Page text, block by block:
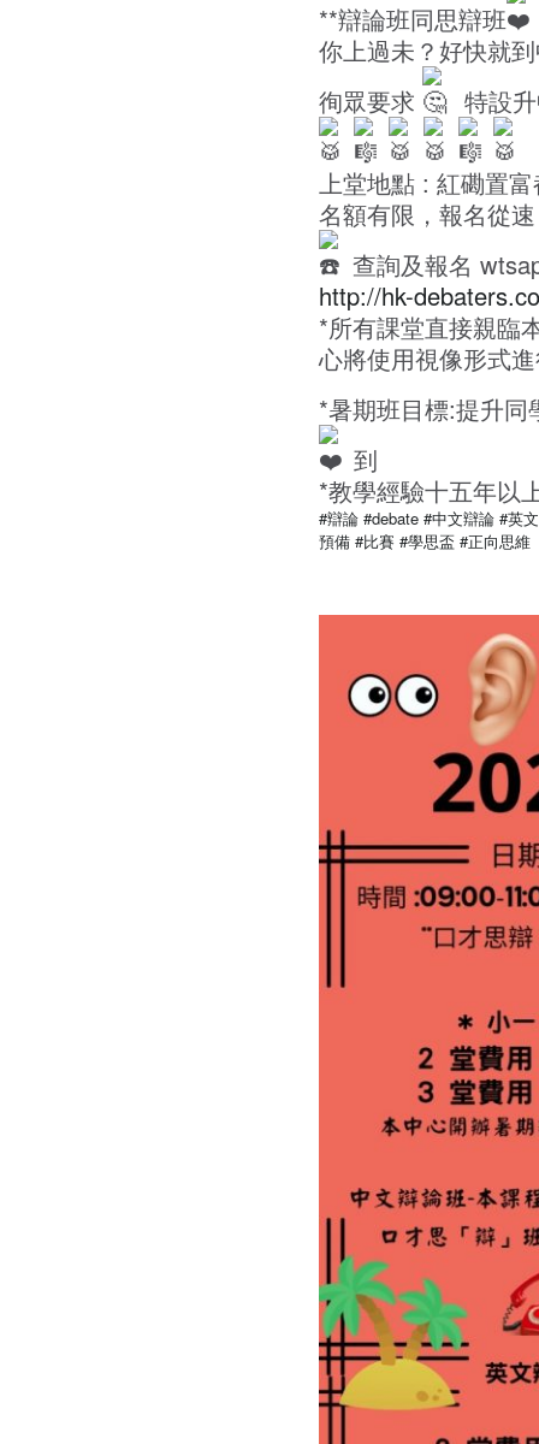
**辯論班同思辯班
你上過未？好快就
徇眾要求
特設
上堂地點 : 紅磡置
名額有限，報名從
查詢及報名
http://hk-
*所有課堂直接親臨
心將使用視像形式
*暑期班目標:提升
到
*教學經驗十五年以
#辯論 #debate #中文辯論 #英
預備 #比賽 #學思盃 #正向思維